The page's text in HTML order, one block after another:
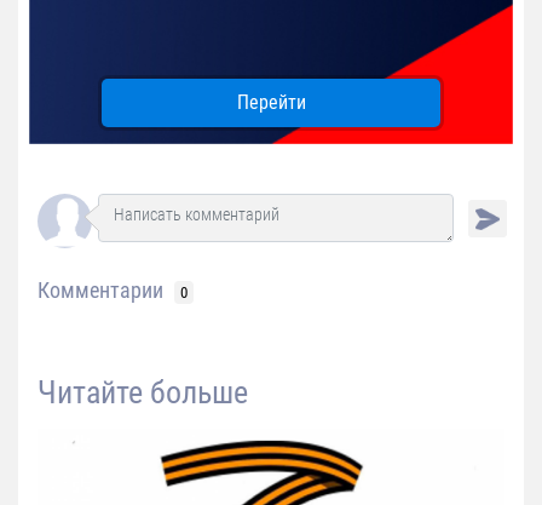
Перейти
Комментарии 0
Читайте больше